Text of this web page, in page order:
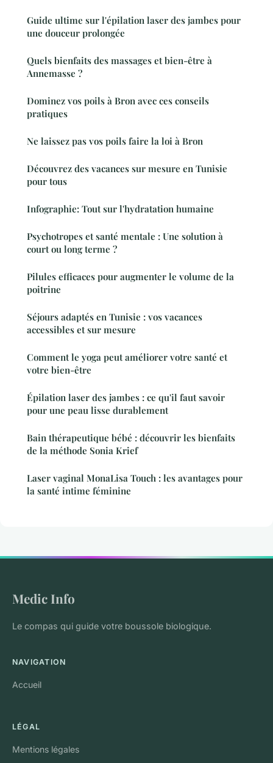
Guide ultime sur l'épilation laser des jambes pour
une douceur prolongée
Quels bienfaits des massages et bien-être à
Annemasse ?
Dominez vos poils à Bron avec ces conseils
pratiques
Ne laissez pas vos poils faire la loi à Bron
Découvrez des vacances sur mesure en Tunisie
pour tous
Infographie: Tout sur l'hydratation humaine
Psychotropes et santé mentale : Une solution à
court ou long terme ?
Pilules efficaces pour augmenter le volume de la
poitrine
Séjours adaptés en Tunisie : vos vacances
accessibles et sur mesure
Comment le yoga peut améliorer votre santé et
votre bien-être
Épilation laser des jambes : ce qu'il faut savoir
pour une peau lisse durablement
Bain thérapeutique bébé : découvrir les bienfaits
de la méthode Sonia Krief
Laser vaginal MonaLisa Touch : les avantages pour
la santé intime féminine
Medic Info
Le compas qui guide votre boussole biologique.
NAVIGATION
Accueil
LÉGAL
Mentions légales